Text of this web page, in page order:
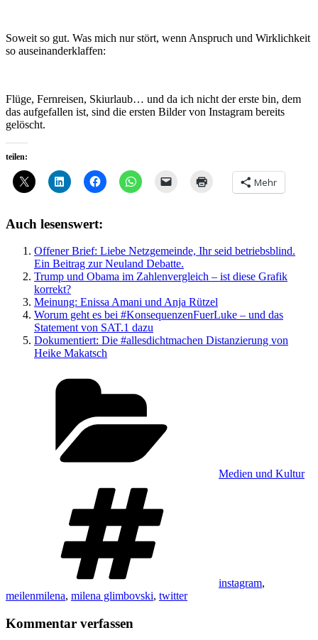
Soweit so gut. Was mich nur stört, wenn Anspruch und Wirklichkeit
so auseinanderklaffen:
Flüge, Fernreisen, Skiurlaub… und da ich nicht der erste bin, dem
das aufgefallen ist, sind die ersten Bilder von Instagram bereits
gelöscht.
teilen:
Mehr
Auch lesenswert:
Offener Brief: Liebe Netzgemeinde, Ihr seid betriebsblind.
Ein Beitrag zur Neuland Debatte.
Trump und Obama im Zahlenvergleich – ist diese Grafik
korrekt?
Meinung: Enissa Amani und Anja Rützel
Worum geht es bei #KonsequenzenFuerLuke – und das
Statement von SAT.1 dazu
Dokumentiert: Die #allesdichtmachen Distanzierung von
Heike Makatsch
Medien und Kultur
instagram,
meilenmilena, milena glimbovski, twitter
Kommentar verfassen